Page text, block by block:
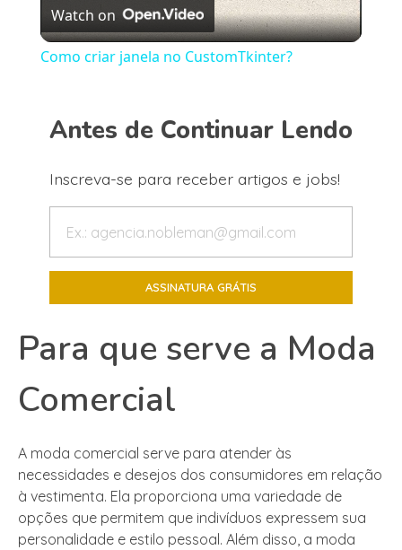
Video
Watch on
Como criar janela no CustomTkinter?
Antes de Continuar Lendo
Inscreva-se para receber artigos e jobs!
Para que serve a Moda
Comercial
A moda comercial serve para atender às
necessidades e desejos dos consumidores em relação
à vestimenta. Ela proporciona uma variedade de
opções que permitem que indivíduos expressem sua
personalidade e estilo pessoal. Além disso, a moda